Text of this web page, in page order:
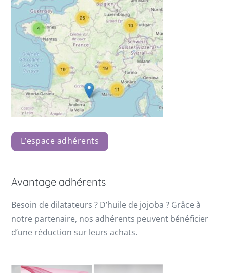
L’espace adhérents
Avantage adhérents
Besoin de dilatateurs ? D’huile de jojoba ? Grâce à
notre partenaire, nos adhérents peuvent bénéficier
d’une réduction sur leurs achats.